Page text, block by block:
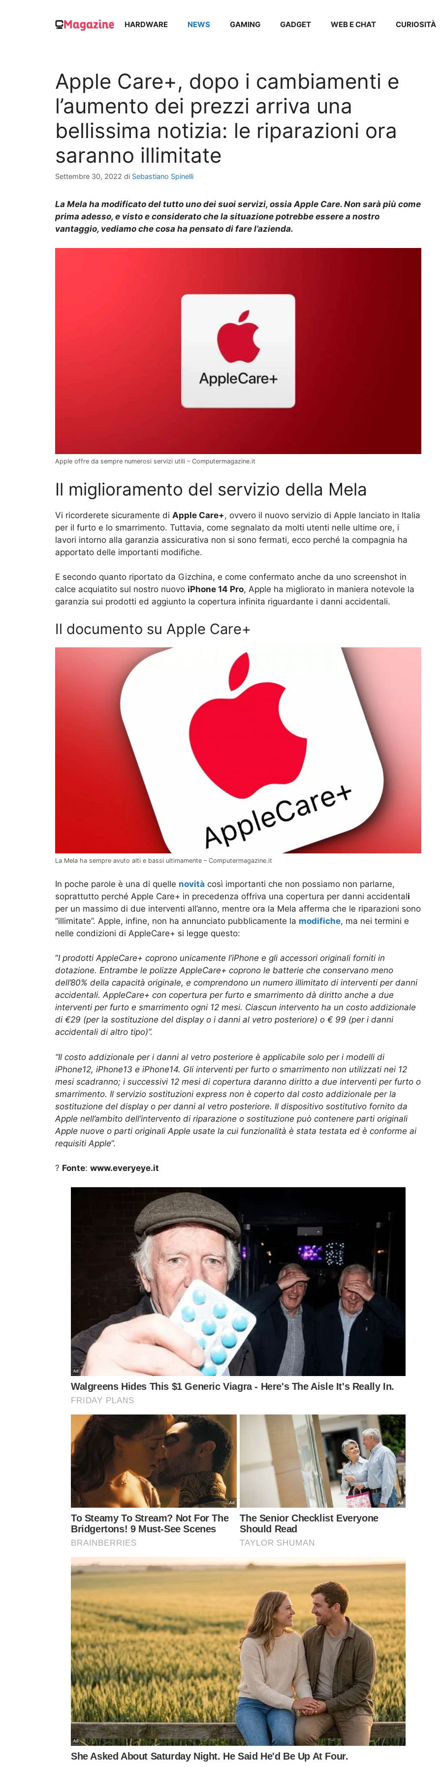
HARDWARE NEWS GAMING GADGET WEB E CHAT CURIOSITÀ
Apple Care+, dopo i cambiamenti e
l’aumento dei prezzi arriva una
bellissima notizia: le riparazioni ora
saranno illimitate
Settembre 30, 2022 di Sebastiano Spinelli
La Mela ha modificato del tutto uno dei suoi servizi, ossia Apple Care. Non sarà più come
prima adesso, e visto e considerato che la situazione potrebbe essere a nostro
vantaggio, vediamo che cosa ha pensato di fare l’azienda.
Apple offre da sempre numerosi servizi utili – Computermagazine.it
Il miglioramento del servizio della Mela
Vi ricorderete sicuramente di Apple Care+, ovvero il nuovo servizio di Apple lanciato in Italia
per il furto e lo smarrimento. Tuttavia, come segnalato da molti utenti nelle ultime ore, i
lavori intorno alla garanzia assicurativa non si sono fermati, ecco perché la compagnia ha
apportato delle importanti modifiche.
E secondo quanto riportato da Gizchina, e come confermato anche da uno screenshot in
calce acquiatito sul nostro nuovo iPhone 14 Pro, Apple ha migliorato in maniera notevole la
garanzia sui prodotti ed aggiunto la copertura infinita riguardante i danni accidentali.
Il documento su Apple Care+
La Mela ha sempre avuto alti e bassi ultimamente – Computermagazine.it
In poche parole è una di quelle novità così importanti che non possiamo non parlarne,
soprattutto perché Apple Care+ in precedenza offriva una copertura per danni accidentali
per un massimo di due interventi all’anno, mentre ora la Mela afferma che le riparazioni sono
“illimitate”. Apple, infine, non ha annunciato pubblicamente la modifiche, ma nei termini e
nelle condizioni di AppleCare+ si legge questo:
“I prodotti AppleCare+ coprono unicamente l’iPhone e gli accessori originali forniti in
dotazione. Entrambe le polizze AppleCare+ coprono le batterie che conservano meno
dell’80% della capacità originale, e comprendono un numero illimitato di interventi per danni
accidentali. AppleCare+ con copertura per furto e smarrimento dà diritto anche a due
interventi per furto e smarrimento ogni 12 mesi. Ciascun intervento ha un costo addizionale
di €29 (per la sostituzione del display o i danni al vetro posteriore) o € 99 (per i danni
accidentali di altro tipo)”.
“Il costo addizionale per i danni al vetro posteriore è applicabile solo per i modelli di
iPhone12, iPhone13 e iPhone14. Gli interventi per furto o smarrimento non utilizzati nei 12
mesi scadranno; i successivi 12 mesi di copertura daranno diritto a due interventi per furto o
smarrimento. Il servizio sostituzioni express non è coperto dal costo addizionale per la
sostituzione del display o per danni al vetro posteriore. Il dispositivo sostitutivo fornito da
Apple nell’ambito dell’intervento di riparazione o sostituzione può contenere parti originali
Apple nuove o parti originali Apple usate la cui funzionalità è stata testata ed è conforme ai
requisiti Apple”.
? Fonte: www.everyeye.it